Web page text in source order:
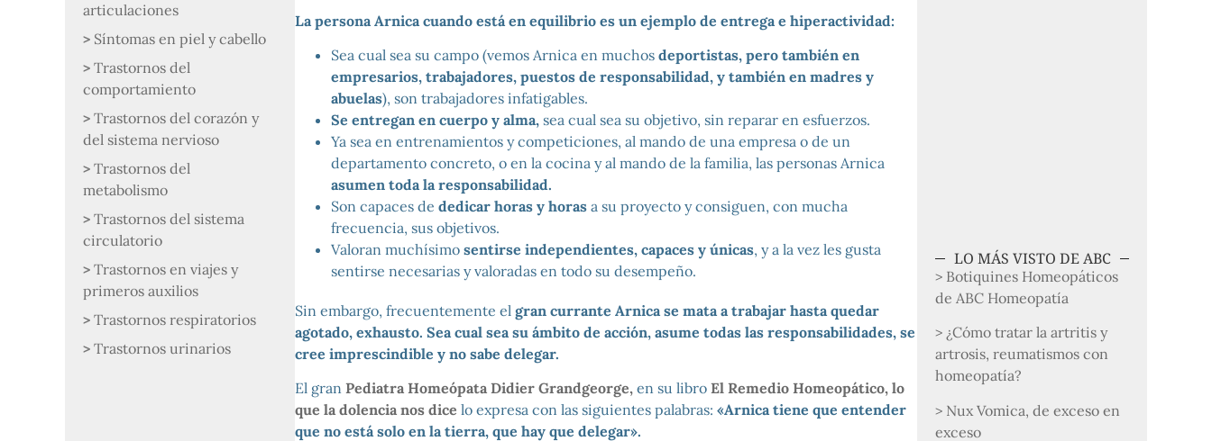
articulaciones
Síntomas en piel y cabello
Trastornos del
comportamiento
Trastornos del corazón y
del sistema nervioso
Trastornos del
metabolismo
Trastornos del sistema
circulatorio
Trastornos en viajes y
primeros auxilios
Trastornos respiratorios
Trastornos urinarios
La persona Arnica cuando está en equilibrio es un ejemplo de entrega e hiperactividad:
Sea cual sea su campo (vemos Arnica en muchos deportistas, pero también en
empresarios, trabajadores, puestos de responsabilidad, y también en madres y
abuelas), son trabajadores infatigables.
Se entregan en cuerpo y alma, sea cual sea su objetivo, sin reparar en esfuerzos.
Ya sea en entrenamientos y competiciones, al mando de una empresa o de un
departamento concreto, o en la cocina y al mando de la familia, las personas Arnica
asumen toda la responsabilidad.
Son capaces de dedicar horas y horasa su proyecto y consiguen, con mucha
frecuencia, sus objetivos.
Valoran muchísimo sentirse independientes, capaces y únicas, y a la vez les gusta
sentirse necesarias y valoradas en todo su desempeño.
Sin embargo, frecuentemente el gran currante Arnica se mata a trabajar hasta quedar
agotado, exhausto. Sea cual sea su ámbito de acción, asume todas las responsabilidades, se
cree imprescindible y no sabe delegar.
El gran Pediatra Homeópata Didier Grandgeorge,en su libro El Remedio Homeopático, lo
que la dolencia nos dice lo expresa con las siguientes palabras: «Arnica tiene que entender
que no está solo en la tierra, que hay que delegar».
LO MÁS VISTO DE ABC
> Botiquines Homeopáticos
de ABC Homeopatía
> ¿Cómo tratar la artritis y
artrosis, reumatismos con
homeopatía?
> Nux Vomica, de exceso en
exceso